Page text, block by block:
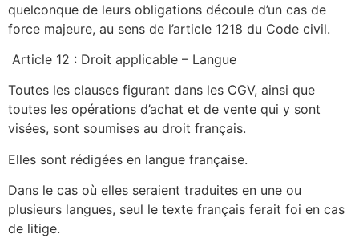
quelconque de leurs obligations découle d’un cas de
force majeure, au sens de l’article 1218 du Code civil.
Article 12 : Droit applicable – Langue
Toutes les clauses figurant dans les CGV, ainsi que
toutes les opérations d’achat et de vente qui y sont
visées, sont soumises au droit français.
Elles sont rédigées en langue française.
Dans le cas où elles seraient traduites en une ou
plusieurs langues, seul le texte français ferait foi en cas
de litige.